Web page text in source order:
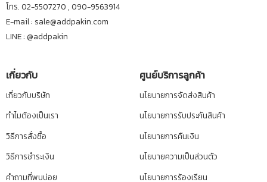
โทร. 02-5507270 , 090-9563914
E-mail : sale@addpakin.com
LINE : @addpakin
เกี่ยวกับ
เกี่ยวกับบริษัท
ทำไมต้องเป็นเรา
วิธีการสั่งซื้อ
วิธีการชำระเงิน
คำถามที่พบบ่อย
ศูนย์บริการลูกค้า
นโยบายการจัดส่งสินค้า
นโยบายการรับประกันสินค้า
นโยบายการคืนเงิน
นโยบายความเป็นส่วนตัว
นโยบายการร้องเรียน